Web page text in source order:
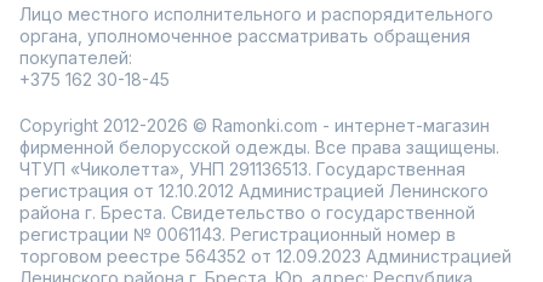
Лицо местного исполнительного и распорядительного
органа, уполномоченное рассматривать обращения
покупателей:
+375 162 30-18-45
Copyright 2012-2026 © Ramonki.com - интернет-магазин
фирменной белорусской одежды. Все права защищены.
ЧТУП «Чиколетта», УНП 291136513. Государственная
регистрация от 12.10.2012 Администрацией Ленинского
района г. Бреста. Свидетельство о государственной
регистрации № 0061143. Регистрационный номер в
торговом реестре 564352 от 12.09.2023 Администрацией
Ленинского района г. Бреста. Юр. адрес: Республика